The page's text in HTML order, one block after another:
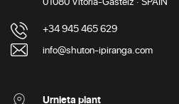
+34 945 465 629
info@shuton-ipiranga.com
Urnieta plant